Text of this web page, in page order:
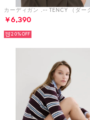
￥6,390
20%